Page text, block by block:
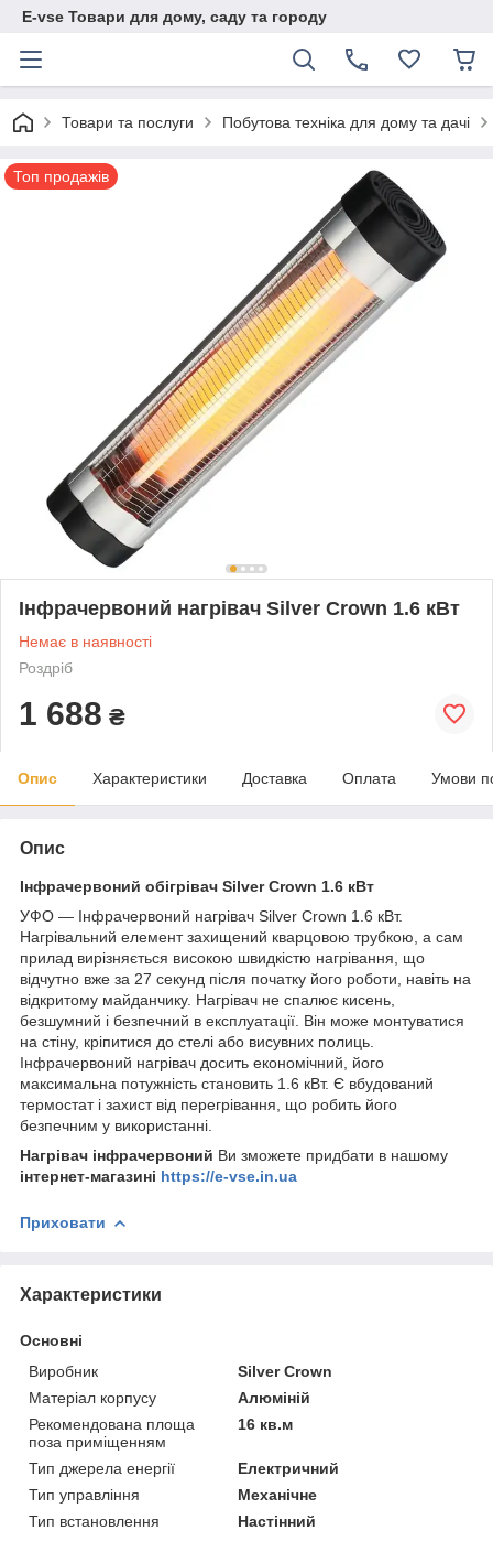
E-vse Товари для дому, саду та городу
Товари та послуги Побутова техніка для дому та дачі
Топ продажів
Інфрачервоний нагрівач Silver Crown 1.6 кВт
Немає в наявності
Роздріб
1 688 ₴
Опис Характеристики Доставка Оплата Умови
Опис
Інфрачервоний обігрівач Silver Crown 1.6 кВт
УФО — Інфрачервоний нагрівач Silver Crown 1.6 кВт.
Нагрівальний елемент захищений кварцовою трубкою, а сам
прилад вирізняється високою швидкістю нагрівання, що
відчутно вже за 27 секунд після початку його роботи, навіть на
відкритому майданчику. Нагрівач не спалює кисень,
безшумний і безпечний в експлуатації. Він може монтуватися
на стіну, кріпитися до стелі або висувних полиць.
Інфрачервоний нагрівач досить економічний, його
максимальна потужність становить 1.6 кВт. Є вбудований
термостат і захист від перегрівання, що робить його
безпечним у використанні.
Нагрівач інфрачервоний Ви зможете придбати в нашому
інтернет-магазині https://e-vse.in.ua
Приховати
Характеристики
Основні
Виробник
Silver Crown
Матеріал корпусу
Алюміній
Рекомендована площа
поза приміщенням
16 кв.м
Тип джерела енергії
Електричний
Тип управління
Механічне
Тип встановлення
Настінний